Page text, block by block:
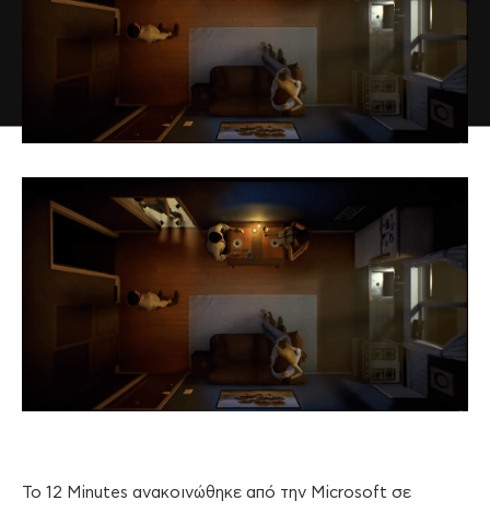
Το 12 Minutes ανακοινώθηκε από την Microsoft σε